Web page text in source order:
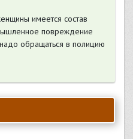
имеется состав
повреждение
обращаться в полицию